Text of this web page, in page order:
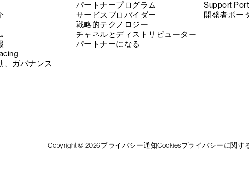
、ガバナンス
パートナープログラム
サービスプロバイダー
戦略的テクノロジー
チャネルとディストリビューター
パートナーになる
Support
開発者ポー
Copyright © 2026プライバシー通知Cookiesプライバシーに関す